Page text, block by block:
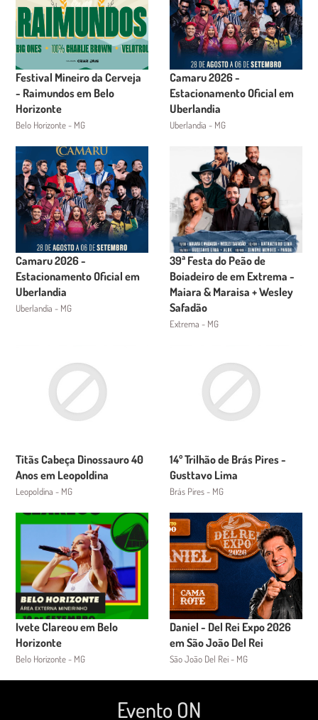
Festival Mineiro da Cerveja
- Raimundos em Belo
Horizonte
Belo Horizonte - MG
Camaru 2026 -
Estacionamento Oficial em
Uberlandia
Uberlandia - MG
Camaru 2026 -
Estacionamento Oficial em
Uberlandia
Uberlandia - MG
39ª Festa do Peão de
Boiadeiro de em Extrema -
Maiara & Maraisa + Wesley
Safadão
Extrema - MG
Titãs Cabeça Dinossauro 40
Anos em Leopoldina
Leopoldina - MG
14º Trilhão de Brás Pires -
Gusttavo Lima
Brás Pires - MG
Ivete Clareou em Belo
Horizonte
Belo Horizonte - MG
Daniel - Del Rei Expo 2026
em São João Del Rei
São João Del Rei - MG
Evento ON